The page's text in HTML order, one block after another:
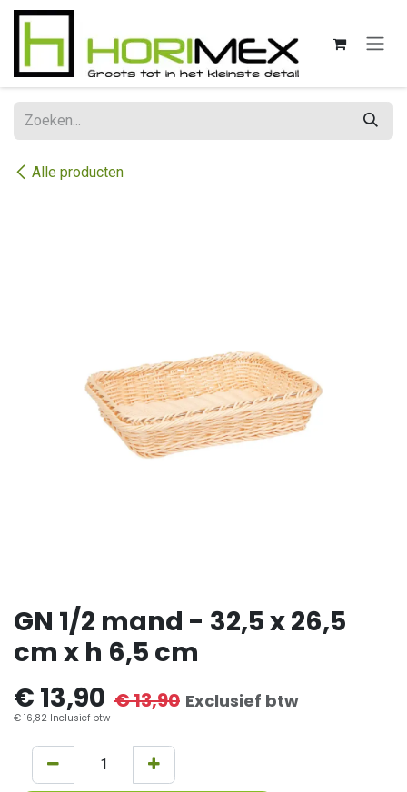
Overslaan naar inhoud
Alle producten
GN 1/2 mand - 32,5 x 26,5
cm x h 6,5 cm
€ 13,90 €13,90 Exclusief btw
€ 16,82 Inclusief btw